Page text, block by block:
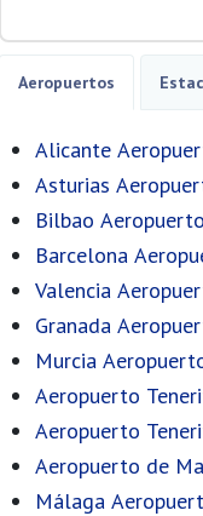
Aeropuertos
Alicante
Asturias
Bilbao
Barcelona
Valencia
Granada
Murcia
Aeropuerto
Aeropuerto
Aeropuerto de
Málaga